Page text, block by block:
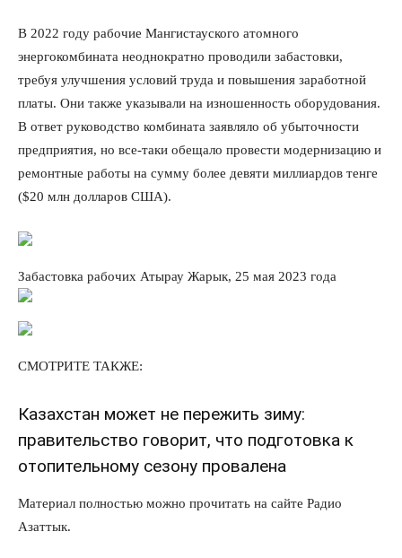
Подписка
Реклама
Контакты
В 2022 году рабочие Мангистауского атомного
энергокомбината неоднократно проводили забастовки,
требуя улучшения условий труда и повышения заработной
платы. Они также указывали на изношенность оборудования.
В ответ руководство комбината заявляло об убыточности
предприятия, но все-таки обещало провести модернизацию и
ремонтные работы на сумму более девяти миллиардов тенге
($20 млн долларов США).
Забастовка рабочих Атырау Жарык, 25 мая 2023 года
СМОТРИТЕ ТАКЖЕ:
Казахстан может не пережить зиму:
правительство говорит, что подготовка к
отопительному сезону провалена
Материал полностью можно прочитать на сайте Радио
Азаттык.